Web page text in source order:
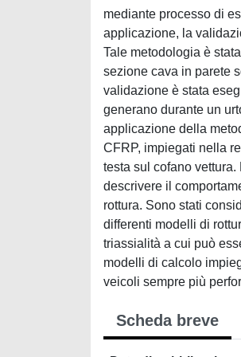
mediante processo di
applicazione, la
Tale metodologia è
sezione cava in parete
validazione è stata
generano durante un
applicazione della
CFRP, impiegati nella
testa sul cofano
descrivere il
rottura. Sono stati
differenti modelli di
triassialità a cui può
modelli di calcolo
veicoli sempre più
Scheda breve